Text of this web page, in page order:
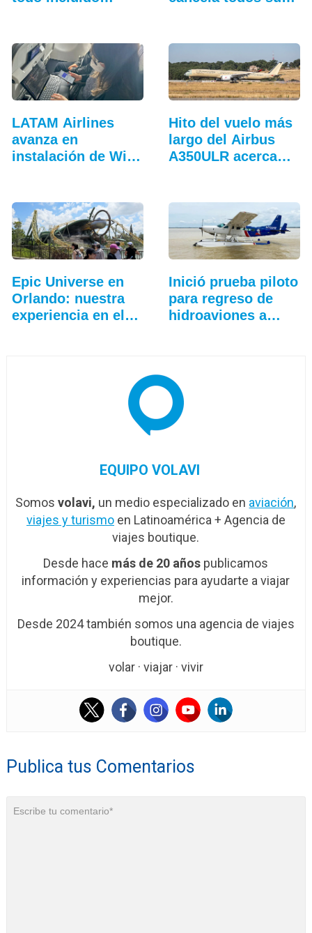
LATAM Airlines
avanza en
instalación de Wi-
Hito del vuelo más
largo del Airbus
A350ULR acerca…
Epic Universe en
Orlando: nuestra
experiencia en el…
Inició prueba piloto
para regreso de
hidroaviones a
EQUIPO VOLAVI
Somosvolavi, un medio especializado en aviación,
viajes y turismoen Latinoamérica + Agencia de
viajes boutique.
Desde hace más de 20 años publicamos
información y experiencias para ayudarte a viajar
mejor.
Desde 2024 también somos una agencia de viajes
boutique.
volar · viajar · vivir
Publica tus Comentarios